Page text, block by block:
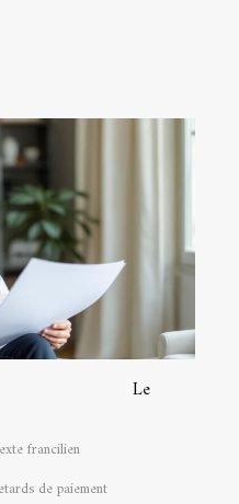
francilien
de paiement
Le